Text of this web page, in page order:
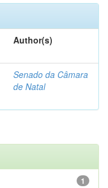
Author(s)
Senado da Câmara
de Natal
1